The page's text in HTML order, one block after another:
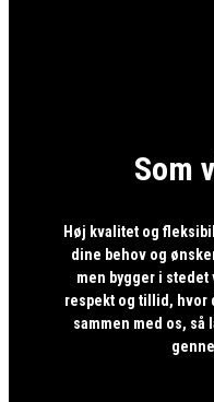
Som
Høj kvalitet og
dine behov og
men bygger i
respekt og tillid, hvor
sammen med os,